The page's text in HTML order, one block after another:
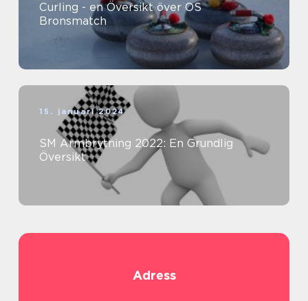
Curling - en Översikt över OS
Bronsmatch
15. januari 2024
SM Armbrytning 2022: En Grundlig
Översikt
Adress